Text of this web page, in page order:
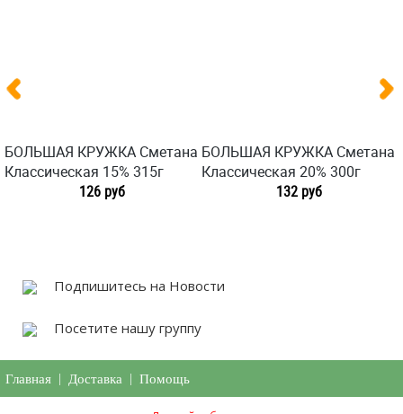
БОЛЬШАЯ КРУЖКА Сметана
Классическая 15% 315г
126 руб
БОЛЬШАЯ КРУЖКА Сметана
Классическая 20% 300г
132 руб
Подпишитесь на Новости
Посетите нашу группу
Главная Доставка Помощь